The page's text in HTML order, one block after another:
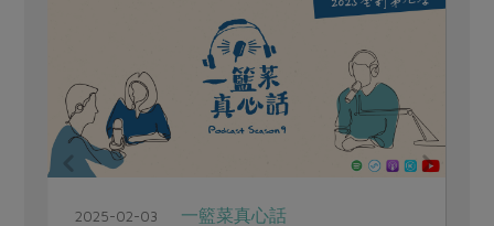
2025-02-03 一籃菜真心話